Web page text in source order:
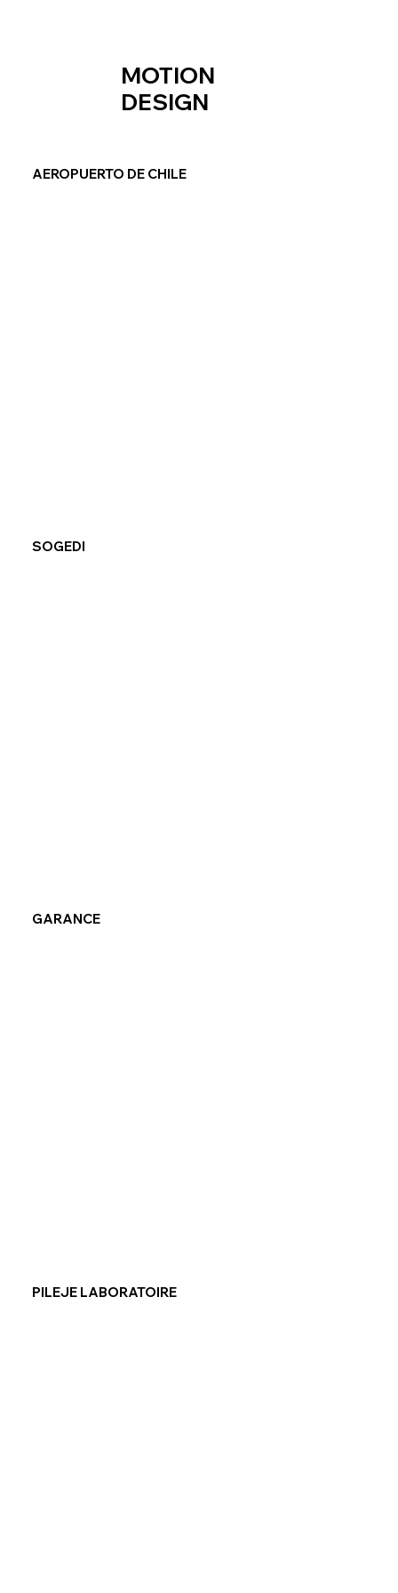
MOTION
DESIGN
AEROPUERTO DE CHILE
SOGEDI
GARANCE
PILEJE LABORATOIRE